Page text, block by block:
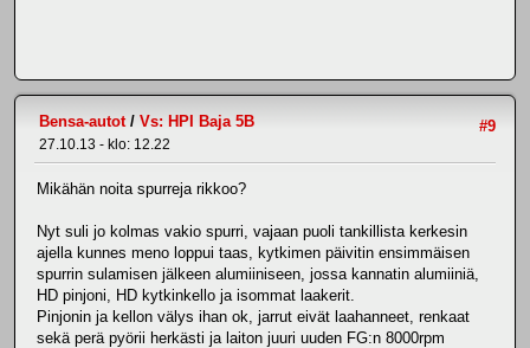
#9
Bensa-autot/ Vs: HPI Baja 5B
27.10.13 - klo: 12.22
Mikähän noita spurreja rikkoo?
Nyt suli jo kolmas vakio spurri, vajaan puoli tankillista kerkesin
ajella kunnes meno loppui taas, kytkimen päivitin ensimmäisen
spurrin sulamisen jälkeen alumiiniseen, jossa kannatin alumiiniä,
HD pinjoni, HD kytkinkello ja isommat laakerit.
Pinjonin ja kellon välys ihan ok, jarrut eivät laahanneet, renkaat
sekä perä pyörii herkästi ja laiton juuri uuden FG:n 8000rpm